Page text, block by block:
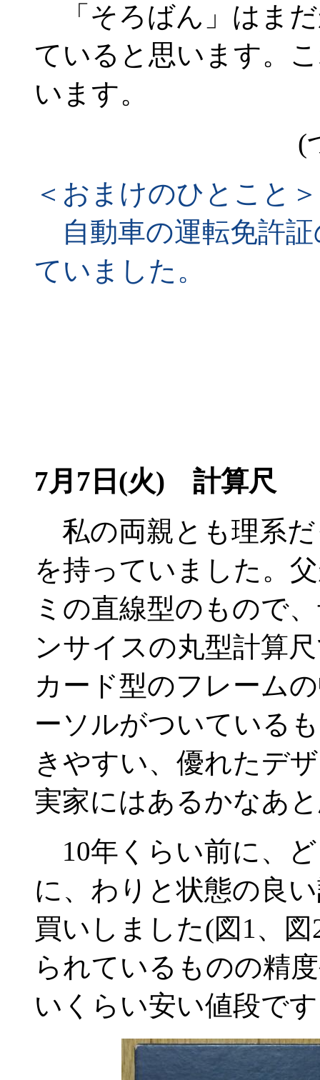
「そろばん」はま
ていると思います。
います。
(
＜おまけのひとこと＞
自動車の運転免許
ていました。
7月7日(火) 計算尺
私の両親とも理系
を持っていました。
ミの直線型のもので
ンサイスの丸型計算
カード型のフレーム
ーソルがついている
きやすい、優れたデ
実家にはあるかなあ
10年くらい前に、
に、わりと状態の良
買いしました(図1、
られているものの精
いくらい安い値段で